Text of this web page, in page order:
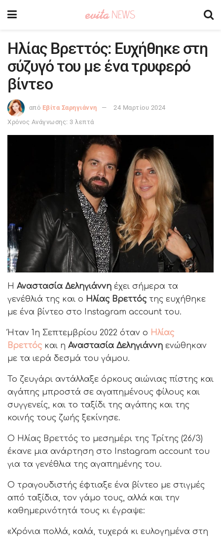
Ηλίας Βρεττός: Ευχήθηκε στη
σύζυγό του με ένα τρυφερό
βίντεο
από Εβίτα Σαρηγιάννη
24 Μαρτίου 2024
Χρόνος Ανάγνωσης: 3 λεπτά
Η Αναστασία Δεληγιάννη έχει σήμερα τα
γενέθλιά της και ο Ηλίας Βρεττός της ευχήθηκε
με ένα βίντεο στο Instagram account του.
Ήταν 1η Σεπτεμβρίου 2022 όταν ο Ηλίας
Βρεττός και η Αναστασία Δεληγιάννη ενώθηκαν
με τα ιερά δεσμά του γάμου.
Το ζευγάρι αντάλλαξε όρκους αιώνιας πίστης και
αγάπης μπροστά σε αγαπημένους φίλους και
συγγενείς, και το ταξίδι της αγάπης και της
κοινής τους ζωής ξεκίνησε.
Ο Ηλίας Βρεττός το μεσημέρι της Τρίτης (26/3)
έκανε μια ανάρτηση στο Instagram account του
για τα γενέθλια της αγαπημένης του.
Ο τραγουδιστής έφτιαξε ένα βίντεο με στιγμές
από ταξίδια, τον γάμο τους, αλλά και την
καθημερινότητά τους κι έγραψε:
«Χρόνια πολλά, καλά, τυχερά κι ευλογημένα στη